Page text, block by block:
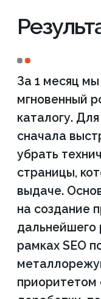
полным
по вашему
еще
ПОЛУЧИТЬ
Мы проведем
сможем составить
месяца вперед,